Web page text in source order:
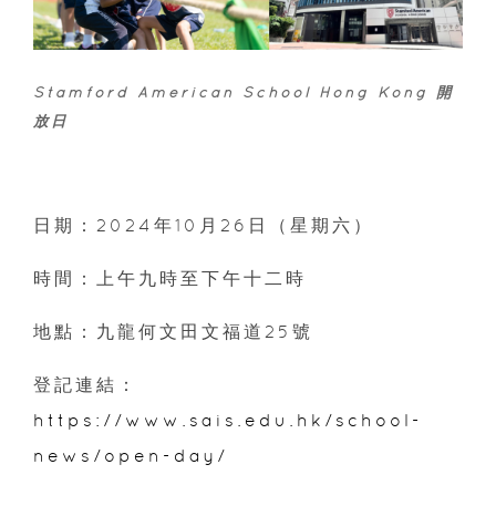
Stamford American School Hong Kong 開
放日
日期：2024年10月26日（星期六）
時間：上午九時至下午十二時
地點：九龍何文田文福道25號
登記連結：
https://www.sais.edu.hk/school-
news/open-day/